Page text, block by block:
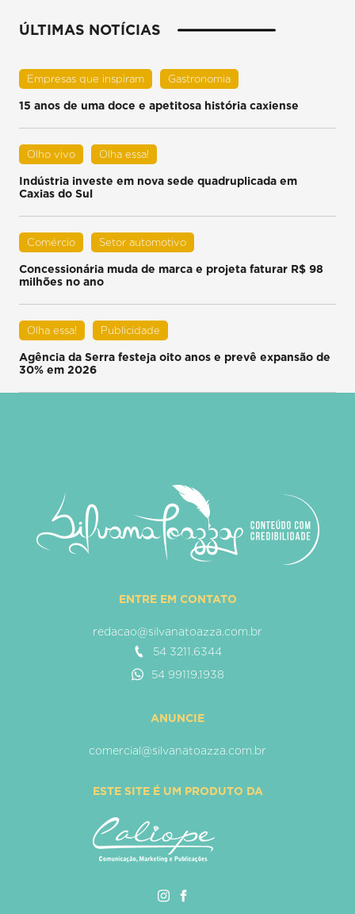
ÚLTIMAS NOTÍCIAS
Empresas que inspiram Gastronomia
15 anos de uma doce e apetitosa história caxiense
Olho vivo Olha essa!
Indústria investe em nova sede quadruplicada em
Caxias do Sul
Comércio Setor automotivo
Concessionária muda de marca e projeta faturar R$ 98
milhões no ano
Olha essa! Publicidade
Agência da Serra festeja oito anos e prevê expansão de
30% em 2026
ENTRE EM CONTATO
redacao@silvanatoazza.com.br
54 3211.6344
54 99119.1938
ANUNCIE
comercial@silvanatoazza.com.br
ESTE SITE É UM PRODUTO DA